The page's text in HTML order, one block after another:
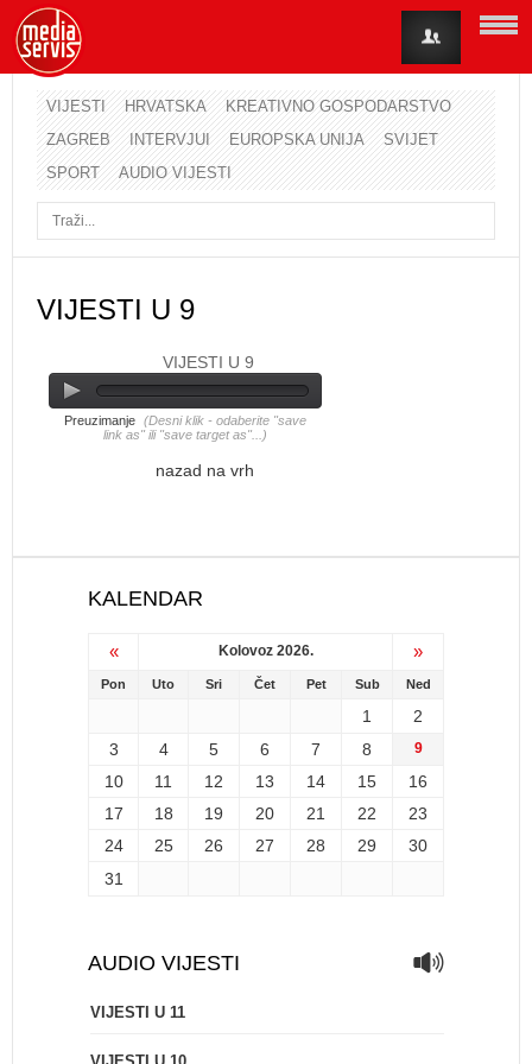
VIJESTI HRVATSKA
KREATIVNO GOSPODARSTVO
ZAGREB
INTERVJUI EUROPSKA UNIJA
SVIJET
SPORT
AUDIO VIJESTI
VIJESTI U 9
VIJESTI U 9
Preuzimanje (Desni klik - odaberite "save
link as" ili "save target as"...)
nazad na vrh
KALENDAR
« Kolovoz 2026. »
Pon Uto Sri Čet Pet Sub Ned
1
2
3
4 5 6 7 8 9
10 11 12 13 14 15
16
17
18 19 20 21 22
23
24
25 26 27 28 29
30
31
AUDIO VIJESTI
VIJESTI U 11
Korisničko ime
Lozinka
Zaboravili ste lozinku?